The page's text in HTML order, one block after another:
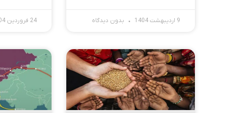
9 اردیبهشت 1404 بدون دیدگاه 24 فروردین 1404